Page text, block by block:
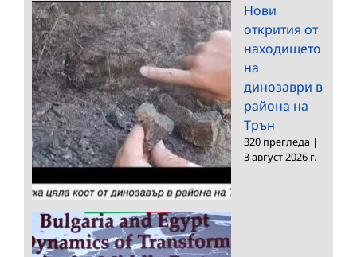
Нови
открития от
находището
на
динозаври в
района на
Трън
320 прегледа |
3 август 2026 г.